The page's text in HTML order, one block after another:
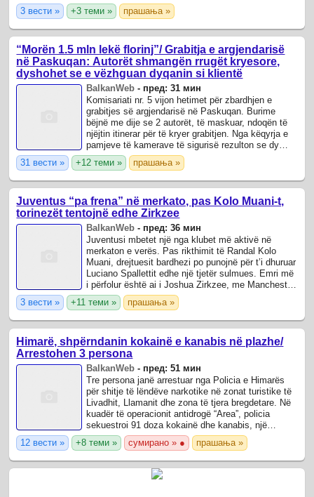
3 вести »
+3 теми » прашања »
“Morën 1.5 mln lekë florinj”/ Grabitja e argjendarisë
në Paskuqan: Autorët shmangën rrugët kryesore,
dyshohet se e vëzhguan dyqanin si klientë
BalkanWeb - пред: 31 мин
Komisariati nr. 5 vijon hetimet për zbardhjen e
grabitjes së argjendarisë në Paskuqan. Burime
bëjnë me dije se 2 autorët, të maskuar, ndoqën të
njëjtin itinerar për të kryer grabitjen. Nga këqyrja e
pamjeve të kamerave të sigurisë rezulton se dy
autorët kanë përdorur rrugicat ...
31 вести » +12 теми » прашања »
Juventus “pa frena” në merkato, pas Kolo Muani-t,
torinezët tentojnë edhe Zirkzee
BalkanWeb - пред: 36 мин
Juventusi mbetet një nga klubet më aktivë në
merkaton e verës. Pas rikthimit të Randal Kolo
Muani, drejtuesit bardhezi po punojnë për t’i dhuruar
Luciano Spallettit edhe një tjetër sulmues. Emri më
i përfolur është ai i Joshua Zirkzee, me Manchester
United që ka hapur mundësinë ...
3 вести » +11 теми » прашања »
Himarë, shpërndanin kokainë e kanabis në plazhe/
Arrestohen 3 persona
BalkanWeb - пред: 51 мин
Tre persona janë arrestuar nga Policia e Himarës
për shitje të lëndëve narkotike në zonat turistike të
Livadhit, Llamanit dhe zona të tjera bregdetare. Në
kuadër të operacionit antidrogë “Area”, policia
sekuestroi 91 doza kokainë dhe kanabis, një
peshore elektronike, një ...
12 вести » +8 теми » сумирано » ● прашања »